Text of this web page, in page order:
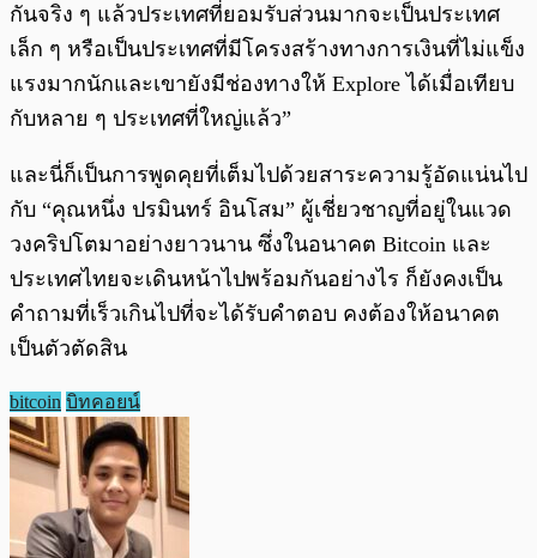
กันจริง ๆ แล้วประเทศที่ยอมรับส่วนมากจะเป็นประเทศ
เล็ก ๆ หรือเป็นประเทศที่มีโครงสร้างทางการเงินที่ไม่แข็ง
แรงมากนักและเขายังมีช่องทางให้ Explore ได้เมื่อเทียบ
กับหลาย ๆ ประเทศที่ใหญ่แล้ว”
และนี่ก็เป็นการพูดคุยที่เต็มไปด้วยสาระความรู้อัดแน่นไป
กับ “คุณหนึ่ง ปรมินทร์ อินโสม” ผู้เชี่ยวชาญที่อยู่ในแวด
วงคริปโตมาอย่างยาวนาน ซึ่งในอนาคต Bitcoin และ
ประเทศไทยจะเดินหน้าไปพร้อมกันอย่างไร ก็ยังคงเป็น
คำถามที่เร็วเกินไปที่จะได้รับคำตอบ คงต้องให้อนาคต
เป็นตัวตัดสิน
bitcoin บิทคอยน์